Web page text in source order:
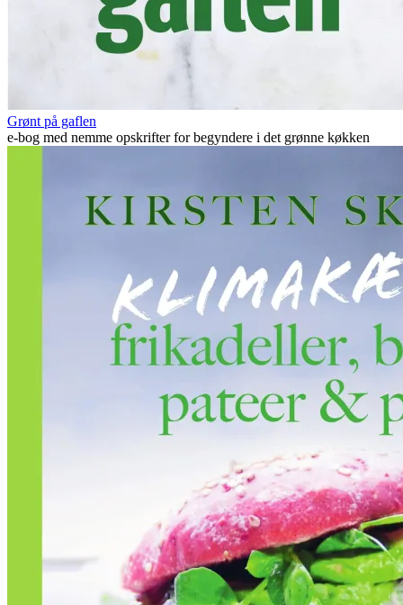
Grønt på gaflen
e-bog med nemme opskrifter for begyndere i det grønne køkken